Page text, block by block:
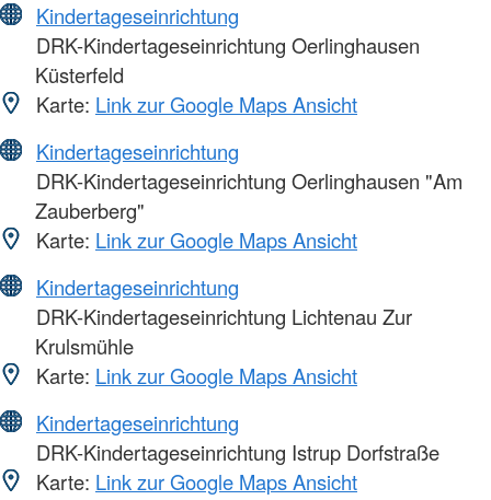
Kindertageseinrichtung
DRK-Kindertageseinrichtung Oerlinghausen
Küsterfeld
Karte: Link zur Google Maps Ansicht
Kindertageseinrichtung
DRK-Kindertageseinrichtung Oerlinghausen "Am
Zauberberg"
Karte: Link zur Google Maps Ansicht
Kindertageseinrichtung
DRK-Kindertageseinrichtung Lichtenau Zur
Krulsmühle
Karte: Link zur Google Maps Ansicht
Kindertageseinrichtung
DRK-Kindertageseinrichtung Istrup Dorfstraße
Karte: Link zur Google Maps Ansicht